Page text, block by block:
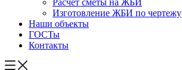
Расчет сметы на ЖБИ
Изготовление ЖБИ по чертежу
Наши объекты
ГОСТы
Контакты